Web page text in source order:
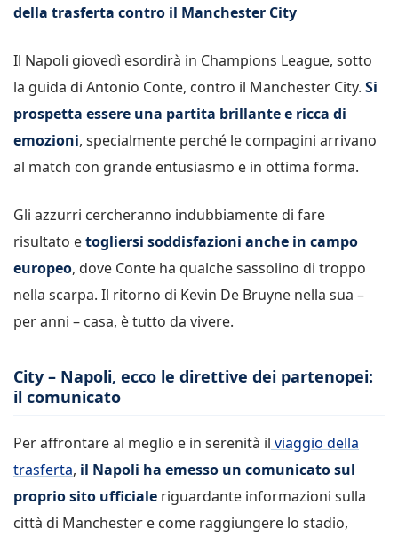
della trasferta contro il Manchester City
Il Napoli giovedì esordirà in Champions League, sotto
la guida di Antonio Conte, contro il Manchester City. Si
prospetta essere una partita brillante e ricca di
emozioni, specialmente perché le compagini arrivano
al match con grande entusiasmo e in ottima forma.
Gli azzurri cercheranno indubbiamente di fare
risultato etogliersi soddisfazioni anche in campo
europeo, dove Conte ha qualche sassolino di troppo
nella scarpa. Il ritorno di Kevin De Bruyne nella sua –
per anni – casa, è tutto da vivere.
City – Napoli, ecco le direttive dei partenopei:
il comunicato
Per affrontare al meglio e in serenità il viaggio della
trasferta, il Napoli ha emesso un comunicato sul
proprio sito ufficiale riguardante informazioni sulla
città di Manchester e come raggiungere lo stadio,